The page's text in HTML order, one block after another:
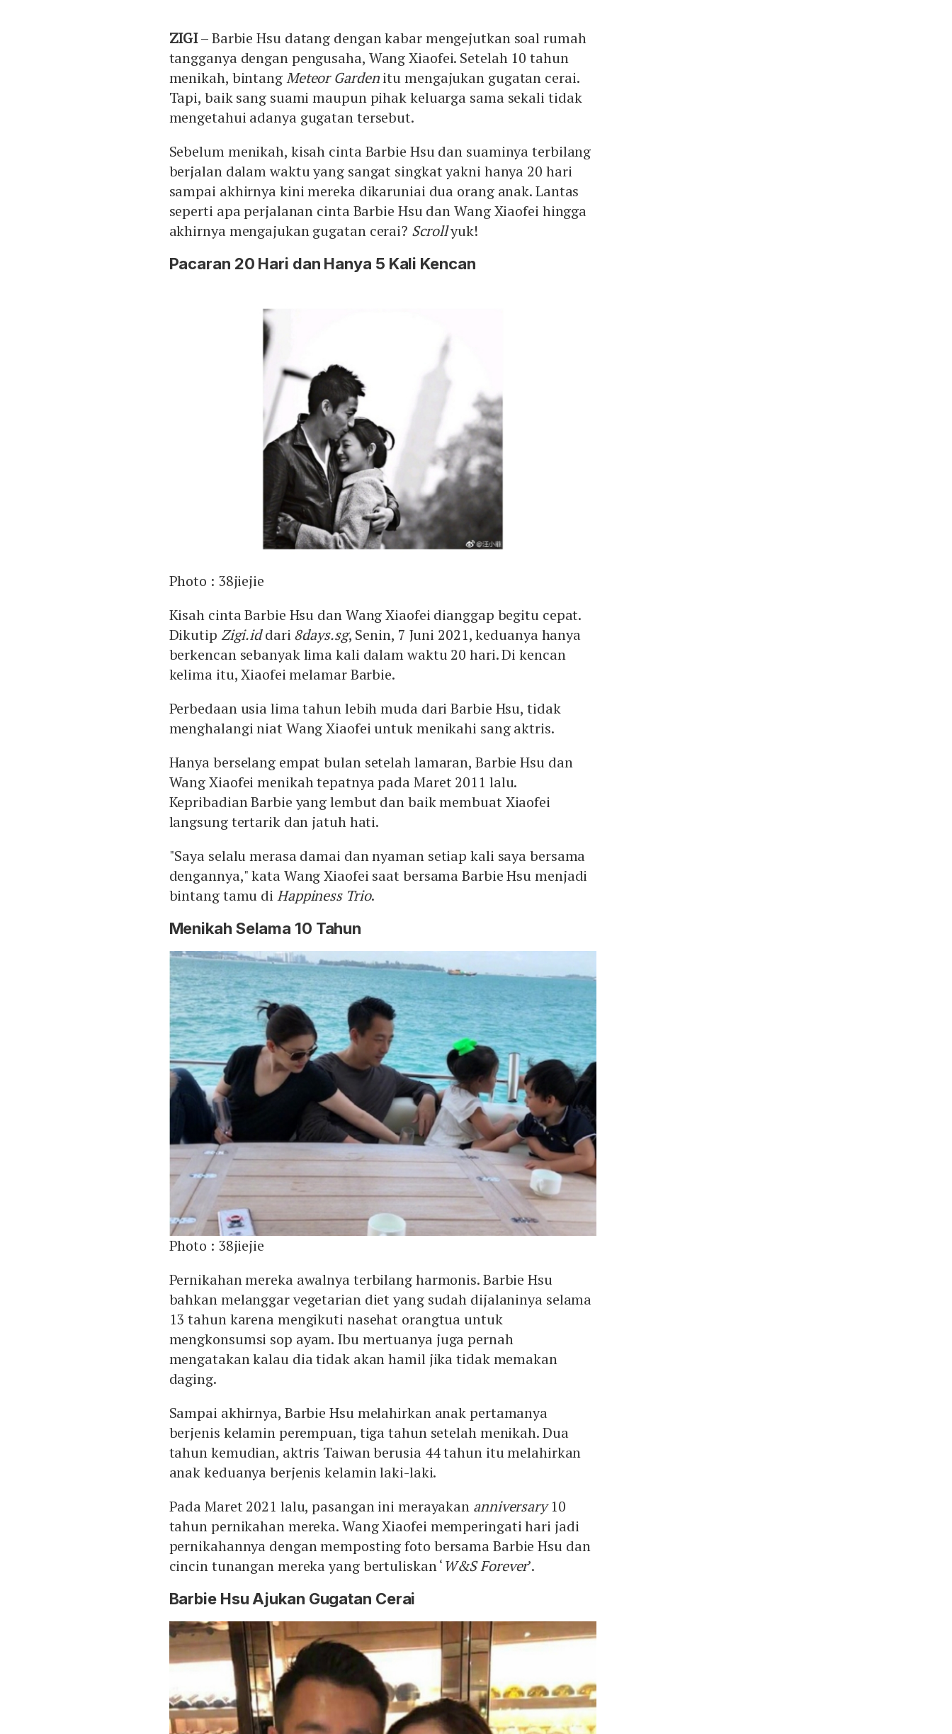
ZIGI– Barbie Hsu datang dengan kabar mengejutkan soal rumah
tangganya dengan pengusaha, Wang Xiaofei. Setelah 10 tahun
menikah, bintangMeteor Gardenitu mengajukan gugatan cerai.
Tapi, baik sang suami maupun pihak keluarga sama sekali tidak
mengetahui adanya gugatan tersebut.
Sebelum menikah, kisah cinta Barbie Hsu dan suaminya terbilang
berjalan dalam waktu yang sangat singkat yakni hanya 20 hari
sampai akhirnya kini mereka dikaruniai dua orang anak. Lantas
seperti apa perjalanan cinta Barbie Hsu dan Wang Xiaofei hingga
akhirnya mengajukan gugatan cerai? Scrollyuk!
Pacaran 20 Hari dan Hanya 5 Kali Kencan
Photo : 38jiejie
Kisah cinta Barbie Hsu dan Wang Xiaofei dianggap begitu cepat.
Dikutip Zigi.iddari 8days.sg, Senin, 7 Juni 2021, keduanya hanya
berkencan sebanyak lima kali dalam waktu 20 hari. Di kencan
kelima itu, Xiaofei melamar Barbie.
Perbedaan usia lima tahun lebih muda dari Barbie Hsu, tidak
menghalangi niat Wang Xiaofei untuk menikahi sang aktris.
Hanya berselang empat bulan setelah lamaran, Barbie Hsu dan
Wang Xiaofei menikah tepatnya pada Maret 2011 lalu.
Kepribadian Barbie yang lembut dan baik membuat Xiaofei
langsung tertarik dan jatuh hati.
"Saya selalu merasa damai dan nyaman setiap kali saya bersama
dengannya," kata Wang Xiaofei saat bersama Barbie Hsu menjadi
bintang tamu di Happiness Trio.
Menikah Selama 10 Tahun
Photo : 38jiejie
Pernikahan mereka awalnya terbilang harmonis. Barbie Hsu
bahkan melanggar vegetarian diet yang sudah dijalaninya selama
13 tahun karena mengikuti nasehat orangtua untuk
mengkonsumsi sop ayam. Ibu mertuanya juga pernah
mengatakan kalau dia tidak akan hamil jika tidak memakan
daging.
Sampai akhirnya, Barbie Hsu melahirkan anak pertamanya
berjenis kelamin perempuan, tiga tahun setelah menikah. Dua
tahun kemudian, aktris Taiwan berusia 44 tahun itu melahirkan
anak keduanya berjenis kelamin laki-laki.
Pada Maret 2021 lalu, pasangan ini merayakan anniversary10
tahun pernikahan mereka. Wang Xiaofei memperingati hari jadi
pernikahannya dengan memposting foto bersama Barbie Hsu dan
cincin tunangan mereka yang bertuliskan ‘W&S Forever’.
Barbie Hsu Ajukan Gugatan Cerai